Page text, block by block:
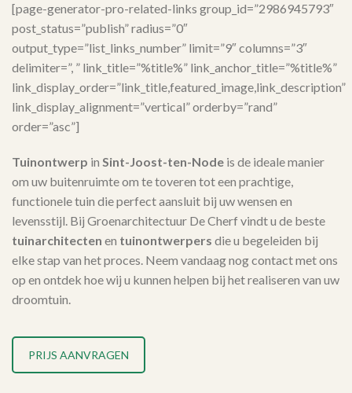
[page-generator-pro-related-links group_id=”2986945793″
post_status=”publish” radius=”0″
output_type=”list_links_number” limit=”9″ columns=”3″
delimiter=”, ” link_title=”%title%” link_anchor_title=”%title%”
link_display_order=”link_title,featured_image,link_description”
link_display_alignment=”vertical” orderby=”rand”
order=”asc”]
Tuinontwerp in Sint-Joost-ten-Node is de ideale manier
om uw buitenruimte om te toveren tot een prachtige,
functionele tuin die perfect aansluit bij uw wensen en
levensstijl. Bij Groenarchitectuur De Cherf vindt u de beste
tuinarchitecten en tuinontwerpers die u begeleiden bij
elke stap van het proces. Neem vandaag nog contact met ons
op en ontdek hoe wij u kunnen helpen bij het realiseren van uw
droomtuin.
PRIJS AANVRAGEN